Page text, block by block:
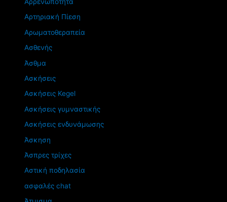
Αρτηριακή Πίεση
Αρωματοθεραπεία
Ασθενής
Άσθμα
Ασκήσεις
Ασκήσεις Kegel
Ασκήσεις γυμναστικής
Ασκήσεις ενδυνάμωσης
Άσκηση
Άσπρες τρίχες
Αστική ποδηλασία
ασφαλές chat